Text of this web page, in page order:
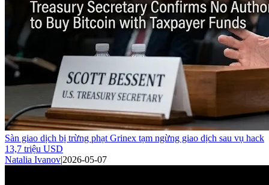
Sàn giao dịch bị trừng phạt Grinex tạm ngừng giao dịch sau vụ hack
13,7 triệu USD
Natalia Ivanov|2026-05-07